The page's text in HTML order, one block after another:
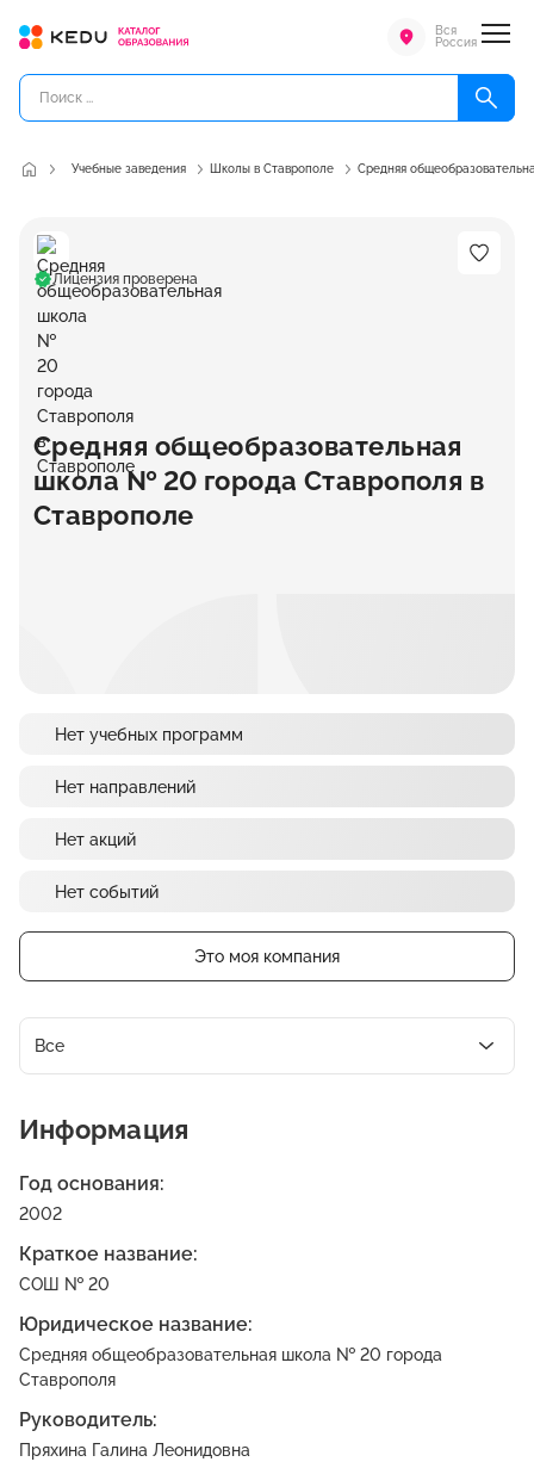
Вся
Россия
Учебные заведения Школы в Ставрополе Средняя
Лицензия проверена
Средняя общеобразовательная
школа № 20 города Ставрополя в
Ставрополе
Нет учебных программ
Нет направлений
Нет акций
Нет событий
Это моя компания
Все
Информация
Год основания:
2002
Краткое название:
СОШ № 20
Юридическое название:
Средняя общеобразовательная школа № 20 города
Ставрополя
Руководитель:
Пряхина Галина Леонидовна